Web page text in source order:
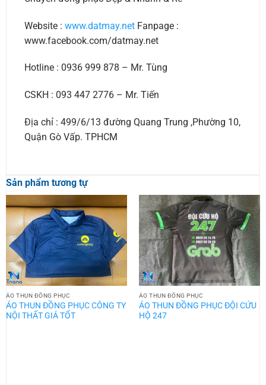
Website : www.datmay.netFanpage :
www.facebook.com/datmay.net
Hotline : 0936 999 878 – Mr. Tùng
CSKH : 093 447 2776 – Mr. Tiến
Địa chỉ : 499/6/13 đường Quang Trung ,Phường 10,
Quận Gò Vấp. TPHCM
Sản phẩm tương tự
ÁO THUN ĐỒNG PHỤC
ÁO THUN ĐỒNG PHỤC CÔNG TY
NỘI THẤT GIÁ TỐT
ÁO THUN ĐỒNG PHỤC
ÁO THUN ĐỒNG PHỤC ĐỘI CỨU
HỘ 247